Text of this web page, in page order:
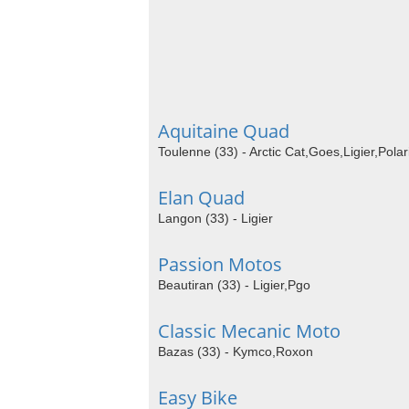
Aquitaine Quad
Toulenne (33) - Arctic
Elan Quad
Langon (33) - Ligier
Passion Motos
Beautiran (33) - Ligier,Pgo
Classic Mecanic Moto
Bazas (33) - Kymco,Roxon
Easy Bike